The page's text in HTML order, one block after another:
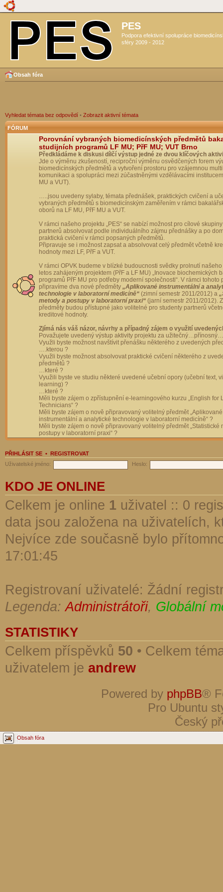
PES
Podpora efektivní spolupráce
sféry 2009 - 2012
Obsah fóra
Vyhledat témata bez odpovědí • Zobrazit aktivní témata
FÓRUM
Porovnání vybraných biomedicínských předmětů
studijních programů LF MU; PřF MU; VUT Brno
Předkládáme k diskusi dílčí výstup jedné ze dvou klíčových
Jde o výměnu zkušeností, reciproční výměnu osvědčených forem
biomedicínských předmětů a vytvoření prostoru pro vzájemnou
komunikaci a spolupráci mezi zúčastněnými vzdělávacími
MU a VUT).
…..jsou uvedeny sylaby, témata přednášek, praktických cvičení a
vybraných předmětů s biomedicínským zaměřením v rámci
oborů na LF MU, PřF MU a VUT.
V rámci našeho projektu „PES“ se nabízí možnost pro cílové
partnerů absolvovat podle individuálního zájmu přednášky a po
praktická cvičení v rámci popsaných předmětů.
Připravuje se i možnost zapsat a absolvovat celý předmět včetně
hodnoty mezi LF, PřF a VUT.
V rámci OPVK budeme v blízké budoucnosti svědky prolnutí
letos zahájeným projektem (PřF a LF MU) „Inovace biochemických
programů PřF MU pro potřeby moderní společnosti“. V rámci tohoto
připravíme dva nové předměty „Aplikované instrumentální a
technologie v laboratorní medicíně“ (zimní semestr 2011/2012) a
metody a postupy v laboratorní praxi“ (jarní semestr 2011/2012).
předměty budou přístupné jako volitelné pro studenty partnerů
kreditové hodnoty.
Zjímá nás váš názor, návrhy a případný zájem o využití
Považujete uvedený výstup aktivity projektu za
Využli byste možnost navštívit přenášku některého z uvedených
….kterou ?
Využli byste možnost absolvovat praktické cvičení některého z
předmětů ?
…které ?
Využili byste ve studiu některé uvedené učební opory (učební text,
learning) ?
…které ?
Měli byste zájem o zpřístupnění e-learningového kurzu „English for
Technicians“ ?
Měli byste zájem o nově připravovaný volitelný předmět „Aplikované
instrumentální a analytické technologie v laboratorní medicíně“ ?
Měli byste zájem o nově připravovaný volitelný předmět „Statistické
postupy v laboratorní praxi“ ?
PŘIHLÁSIT SE • REGISTROVAT
Uživatelské jméno:
Heslo:
KDO JE ONLINE
Celkem je online 1 uživatel :: 0
data jsou založena na uživatelích,
Nejvíce zde současně bylo
17:01:45
Registrovaní uživatelé: Žádní
Legenda:Administrátoři, Globální
STATISTIKY
Celkem příspěvků 50 • Celkem
uživatelem je andrew
Powered by phpBB®
Pro Ubuntu
Český
Obsah fóra